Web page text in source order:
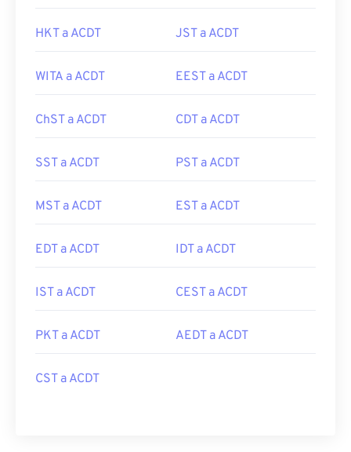
HKT a ACDT JST a ACDT
WITA a ACDT EEST a ACDT
ChST a ACDT CDT a ACDT
SST a ACDT PST a ACDT
MST a ACDT EST a ACDT
EDT a ACDT IDT a ACDT
IST a ACDT CEST a ACDT
PKT a ACDT AEDT a ACDT
CST a ACDT